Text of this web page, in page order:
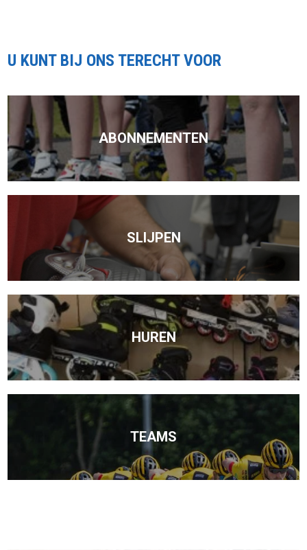
U KUNT BIJ ONS TERECHT VOOR
ABONNEMENTEN
SLIJPEN
HUREN
TEAMS